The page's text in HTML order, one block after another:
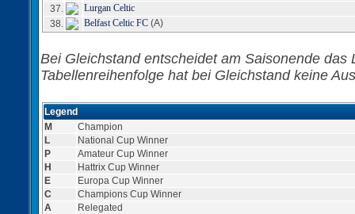
37.
Lurgan Celtic
38.
Belfast Celtic FC (A)
Bei Gleichstand entscheidet am Saisonende das
Tabellenreihenfolge hat bei Gleichstand keine
Legend
M
Champion
L
National Cup Winner
P
Amateur Cup Winner
H
Hattrix Cup Winner
E
Europa Cup Winner
C
Champions Cup Winner
A
Relegated